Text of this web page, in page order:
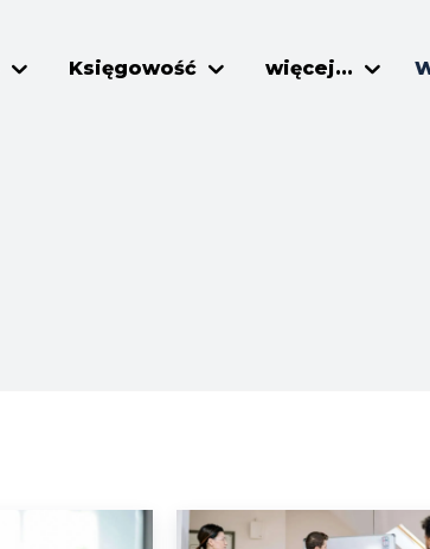
Księgowość więcej...